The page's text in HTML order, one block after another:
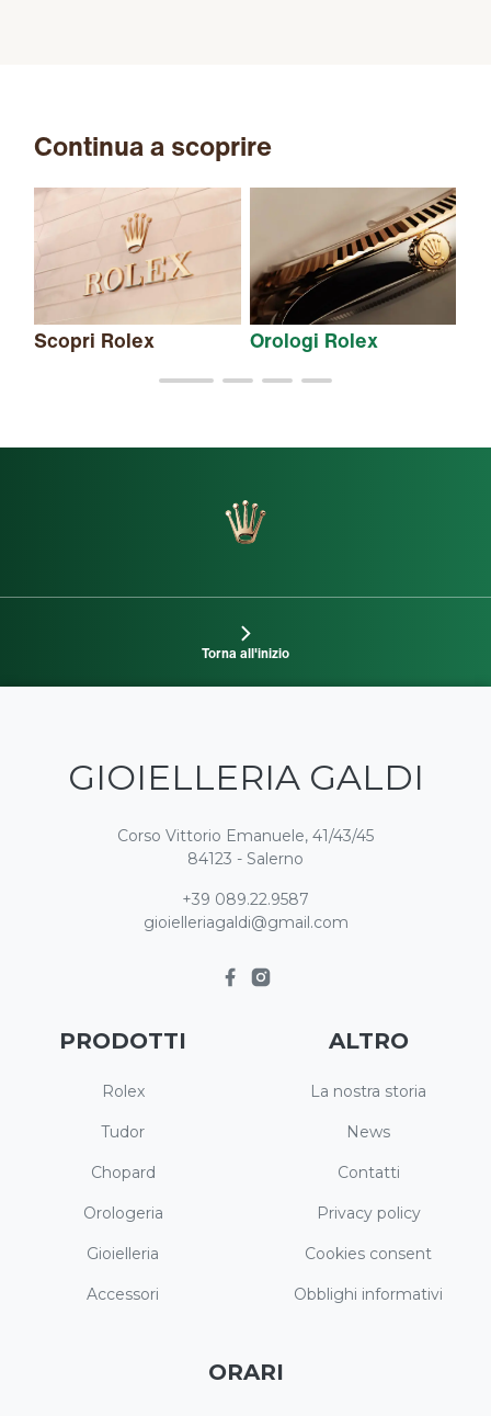
Continua a scoprire
Scopri Rolex Orologi Rolex
Torna all'inizio
GIOIELLERIA GALDI
Corso Vittorio Emanuele, 41/43/45
84123 - Salerno
+39 089.22.9587
gioielleriagaldi@gmail.com
PRODOTTI
Rolex
Tudor
Chopard
Orologeria
Gioielleria
Accessori
ALTRO
La nostra storia
News
Contatti
Privacy policy
Cookies consent
Obblighi informativi
ORARI